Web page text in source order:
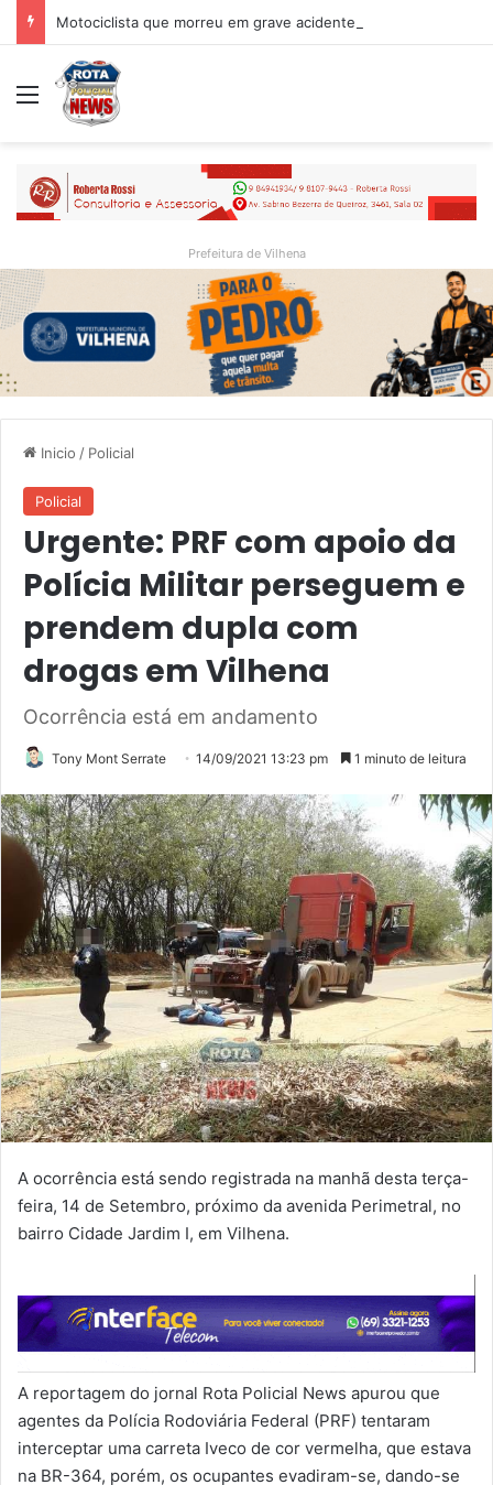
Menu
Prefeitura de Vilhena
Inicio / Policial
Policial
Urgente: PRF com apoio da
Polícia Militar perseguem e
prendem dupla com
drogas em Vilhena
Ocorrência está em andamento
Tony Mont Serrate 14/09/2021 13:23 pm 1 minuto de leitura
A ocorrência está sendo registrada na manhã desta terça-
feira, 14 de Setembro, próximo da avenida Perimetral, no
bairro Cidade Jardim I, em Vilhena.
A reportagem do jornal Rota Policial News apurou que
agentes da Polícia Rodoviária Federal (PRF) tentaram
interceptar uma carreta Iveco de cor vermelha, que estava
na BR-364, porém, os ocupantes evadiram-se, dando-se